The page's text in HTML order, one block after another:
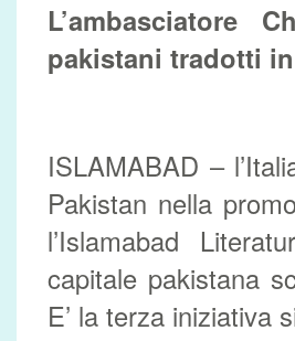
L’ambasciatore
pakistani tradotti
ISLAMABAD –
Pakistan nella
l’Islamabad
capitale pakistana
E’ la terza iniziativa